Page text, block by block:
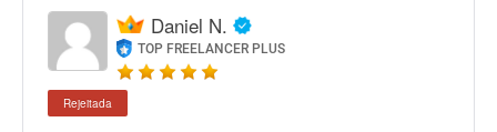
Daniel N.
TOP FREELANCER PLUS
Rejeitada